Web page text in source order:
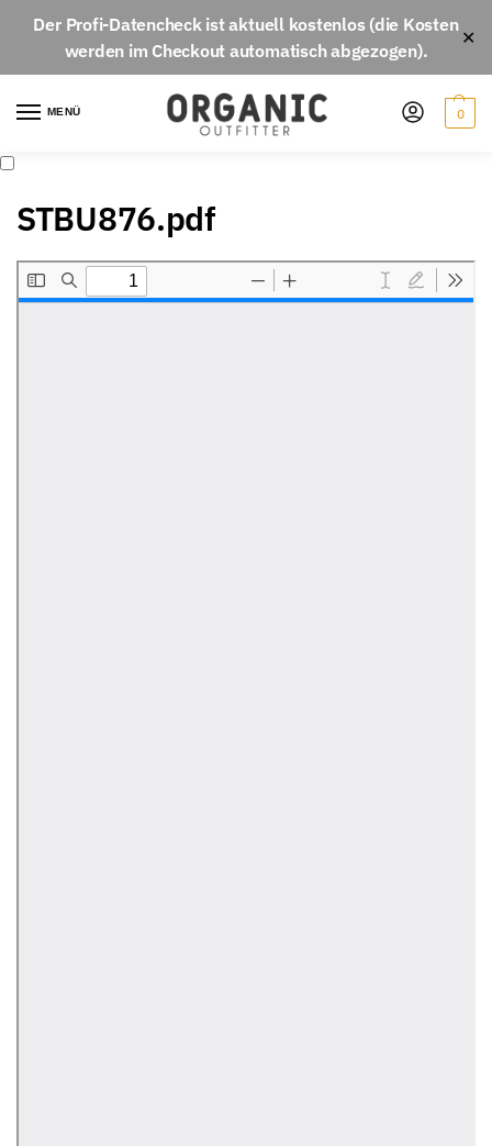
Der Profi-Datencheckist aktuell kostenlos(die Kosten
werden im Checkout automatisch abgezogen).
✕
MENÜ 0
STBU876.pdf